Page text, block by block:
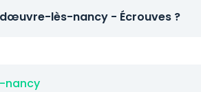
lès-nancy - Écrouves ?
nancy